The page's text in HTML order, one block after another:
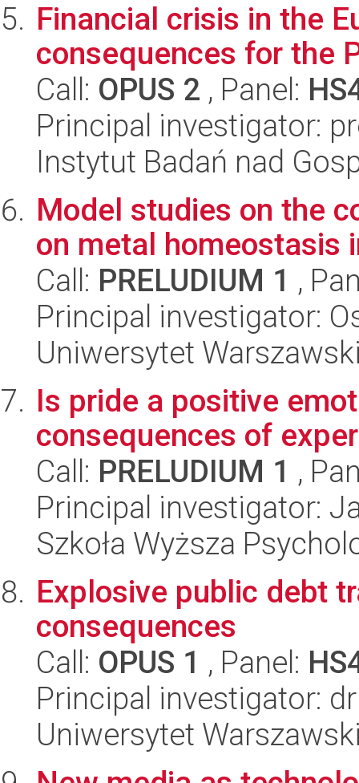
Financial crisis in the
consequences for the
Call: OPUS 2 , Panel:
Principal investigator:
Instytut Badań nad
Model studies on the
on metal homeostasis
Call: PRELUDIUM 1 ,
Principal investigator:
Uniwersytet
Is pride a positive
consequences of
Call: PRELUDIUM 1 ,
Principal investigator:
Szkoła Wyższa
Explosive public debt
consequences
Call: OPUS 1 , Panel:
Principal investigator:
Uniwersytet